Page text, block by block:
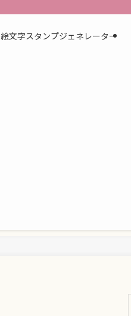
絵文字スタンプジェネレーター